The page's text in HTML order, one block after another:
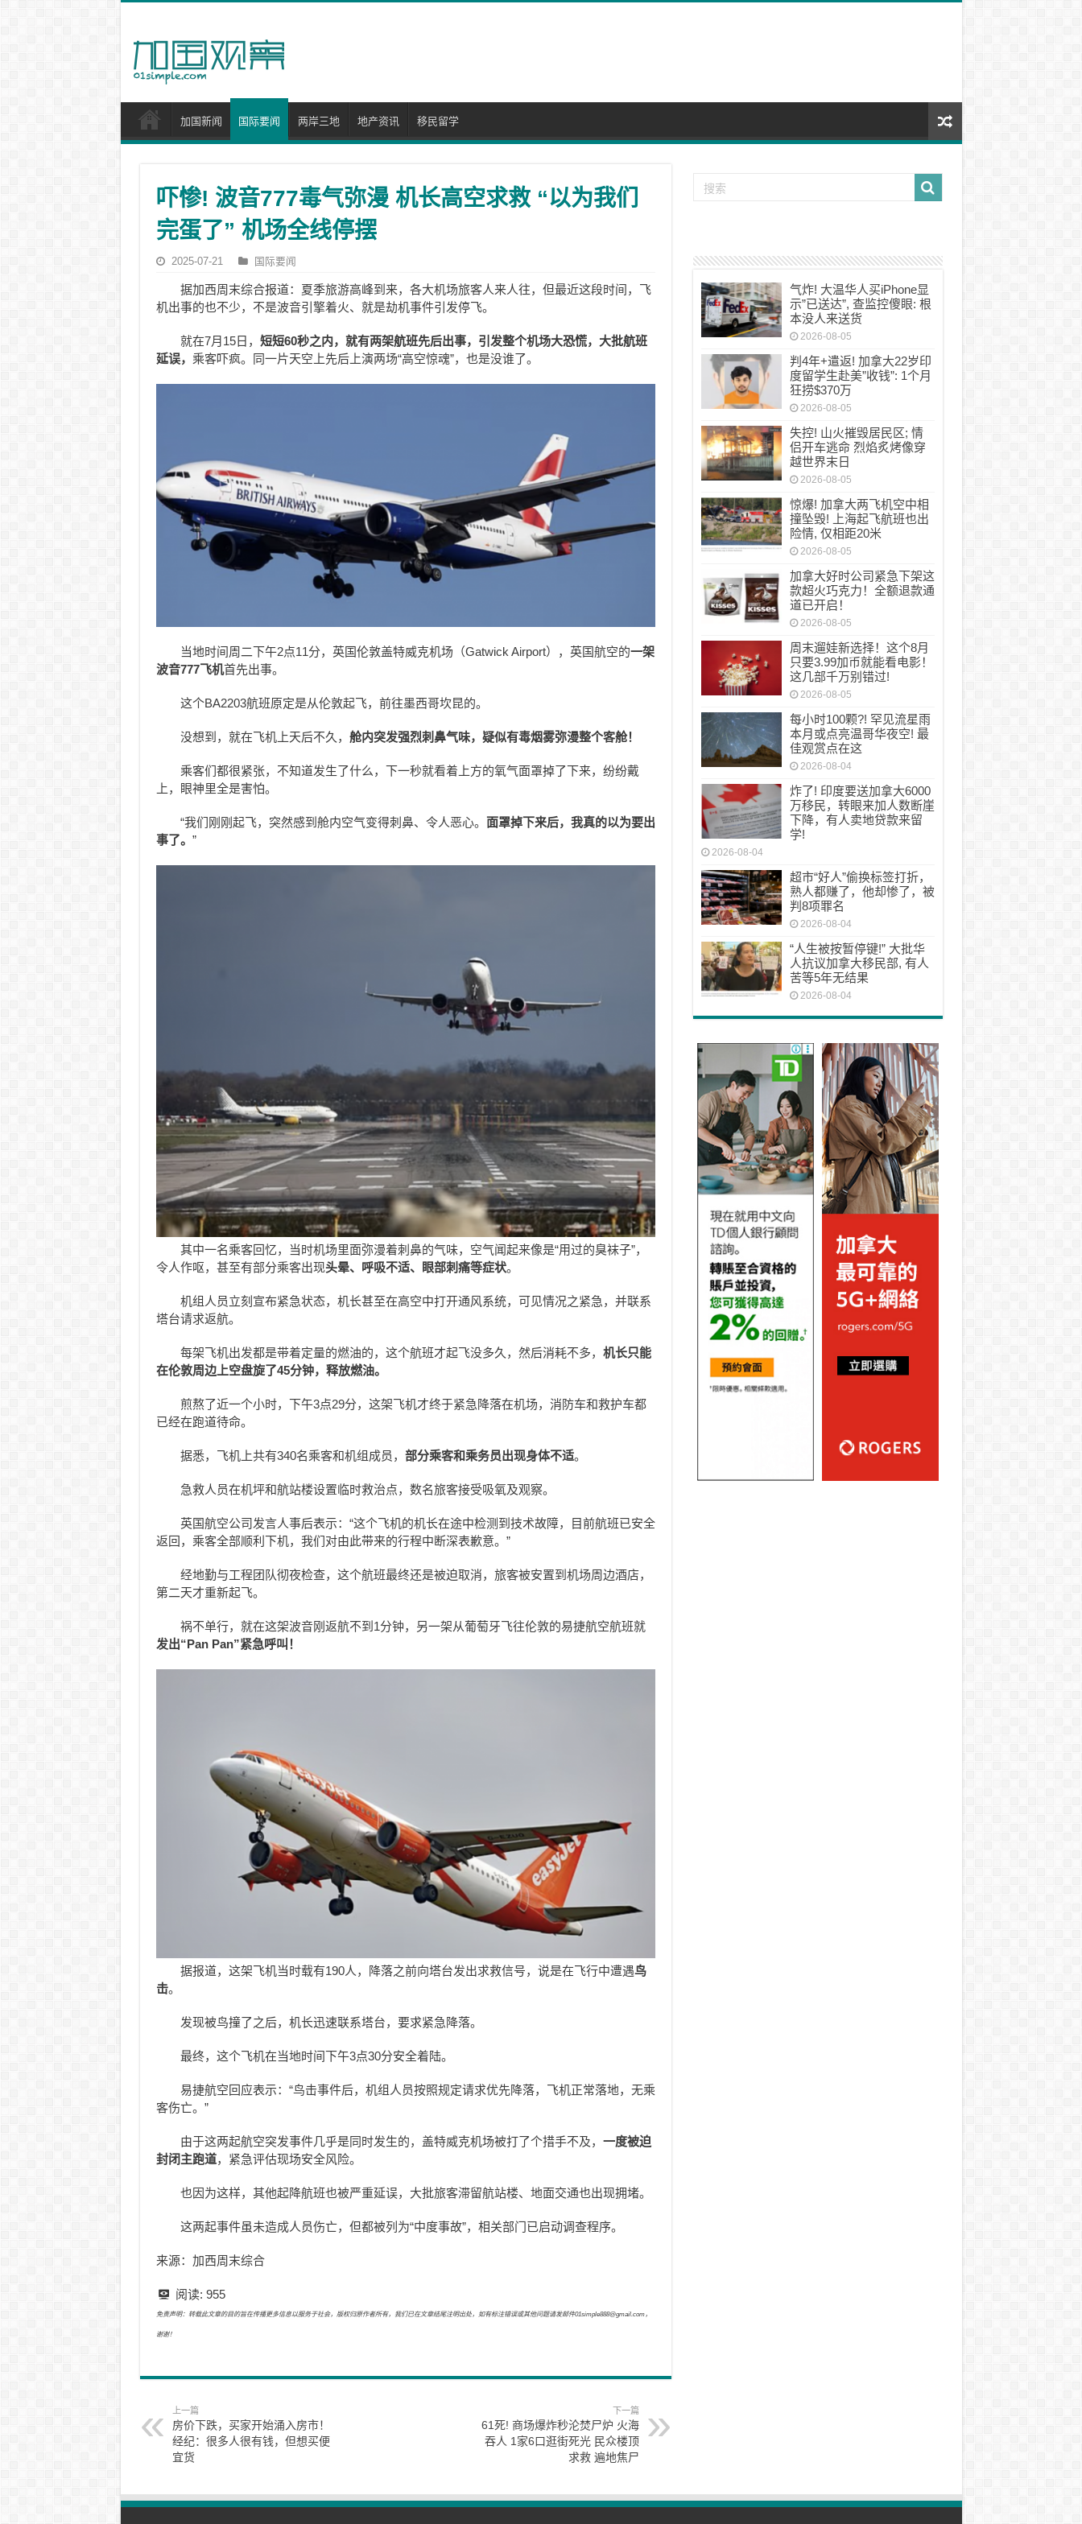
加国新闻 国际要闻 两岸三地 地产资讯 移民留学
吓惨! 波音777毒气弥漫 机长高空求救 “以为我们
完蛋了” 机场全线停摆
2025-07-21 国际要闻
据加西周末综合报道：夏季旅游高峰到来，各大机场旅客人来人往，但最近这段时间，飞
机出事的也不少，不是波音引擎着火、就是劫机事件引发停飞。
就在7月15日， 短短60秒之内，就有两架航班先后出事，引发整个机场大恐慌，大批航班
延误， 乘客吓疯。同一片天空上先后上演两场“高空惊魂”，也是没谁了。
当地时间周二下午2点11分，英国伦敦盖特威克机场（Gatwick Airport），英国航空的一架
波音777飞机首先出事。
这个BA2203航班原定是从伦敦起飞，前往墨西哥坎昆的。
没想到，就在飞机上天后不久， 舱内突发强烈刺鼻气味，疑似有毒烟雾弥漫整个客舱！
乘客们都很紧张，不知道发生了什么，下一秒就看着上方的氧气面罩掉了下来，纷纷戴
上，眼神里全是害怕。
“我们刚刚起飞，突然感到舱内空气变得刺鼻、令人恶心。 面罩掉下来后，我真的以为要出
事了。 ”
其中一名乘客回忆，当时机场里面弥漫着刺鼻的气味，空气闻起来像是“用过的臭袜子”，
令人作呕，甚至有部分乘客出现头晕、呼吸不适、眼部刺痛等症状。
机组人员立刻宣布紧急状态，机长甚至在高空中打开通风系统，可见情况之紧急，并联系
塔台请求返航。
每架飞机出发都是带着定量的燃油的，这个航班才起飞没多久，然后消耗不多， 机长只能
在伦敦周边上空盘旋了45分钟，释放燃油。
煎熬了近一个小时，下午3点29分，这架飞机才终于紧急降落在机场，消防车和救护车都
已经在跑道待命。
据悉，飞机上共有340名乘客和机组成员， 部分乘客和乘务员出现身体不适。
急救人员在机坪和航站楼设置临时救治点，数名旅客接受吸氧及观察。
英国航空公司发言人事后表示：“这个飞机的机长在途中检测到技术故障，目前航班已安全
返回，乘客全部顺利下机，我们对由此带来的行程中断深表歉意。”
经地勤与工程团队彻夜检查，这个航班最终还是被迫取消，旅客被安置到机场周边酒店，
第二天才重新起飞。
祸不单行，就在这架波音刚返航不到1分钟，另一架从葡萄牙飞往伦敦的易捷航空航班就
发出“Pan Pan”紧急呼叫！
据报道，这架飞机当时载有190人，降落之前向塔台发出求救信号，说是在飞行中遭遇鸟
击。
发现被鸟撞了之后，机长迅速联系塔台，要求紧急降落。
最终，这个飞机在当地时间下午3点30分安全着陆。
易捷航空回应表示：“鸟击事件后，机组人员按照规定请求优先降落，飞机正常落地，无乘
客伤亡。”
由于这两起航空突发事件几乎是同时发生的，盖特威克机场被打了个措手不及， 一度被迫
封闭主跑道，紧急评估现场安全风险。
也因为这样，其他起降航班也被严重延误，大批旅客滞留航站楼、地面交通也出现拥堵。
这两起事件虽未造成人员伤亡，但都被列为“中度事故”，相关部门已启动调查程序。
来源：加西周末综合
阅读: 955
免责声明：转载此文章的目的旨在传播更多信息以服务于社会，版权归原作者所有，我们已在文章结尾注明出处，如有标注错误或其他问题请发邮件01simple888@gmail.com，
谢谢！
上一篇
房价下跌，买家开始涌入房市！
经纪：很多人很有钱，但想买便
宜货
下一篇
61死! 商场爆炸秒沦焚尸炉 火海
吞人 1家6口逛街死光 民众楼顶
求救 遍地焦尸
气炸! 大温华人买iPhone显
示”已送达”, 查监控傻眼: 根
本没人来送货
2026-08-05
判4年+遣返! 加拿大22岁印
度留学生赴美”收钱”: 1个月
狂捞$370万
2026-08-05
失控! 山火摧毁居民区; 情
侣开车逃命 烈焰炙烤像穿
越世界末日
2026-08-05
惊爆! 加拿大两飞机空中相
撞坠毁! 上海起飞航班也出
险情, 仅相距20米
2026-08-05
加拿大好时公司紧急下架这
款超火巧克力！全额退款通
道已开启！
2026-08-05
周末遛娃新选择！这个8月
只要3.99加币就能看电影！
这几部千万别错过!
2026-08-05
每小时100颗?! 罕见流星雨
本月或点亮温哥华夜空! 最
佳观赏点在这
2026-08-04
炸了! 印度要送加拿大6000
万移民，转眼来加人数断崖
下降，有人卖地贷款来留
学!
2026-08-04
超市“好人”偷换标签打折，
熟人都赚了，他却惨了，被
判8项罪名
2026-08-04
“人生被按暂停键!” 大批华
人抗议加拿大移民部, 有人
苦等5年无结果
2026-08-04